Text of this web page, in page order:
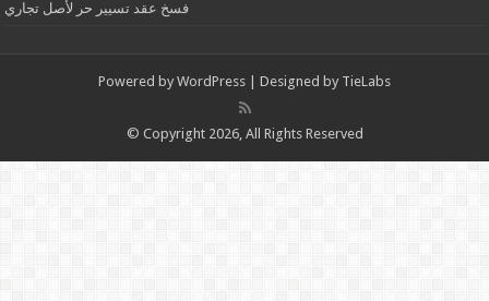
فسخ عقد تسيير حر لأصل تجاري
Powered by WordPress | Designed by TieLabs
© Copyright 2026, All Rights Reserved